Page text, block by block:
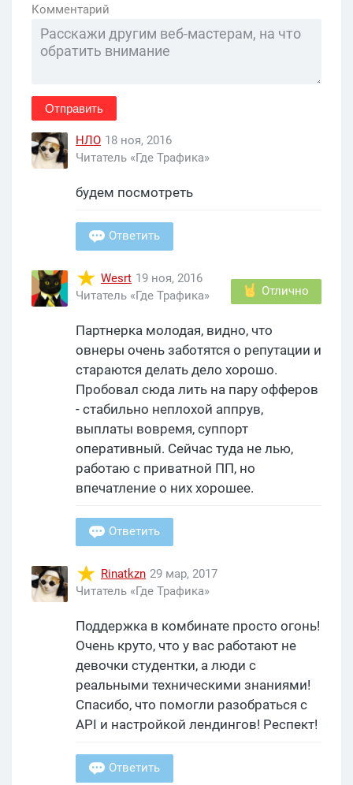
Комментарий
Отправить
НЛО 18 ноя, 2016
Читатель «Где Трафика»
будем посмотреть
Ответить
Wesrt 19 ноя, 2016
Читатель «Где Трафика»
Отлично
Партнерка молодая, видно, что
овнеры очень заботятся о репутации и
стараются делать дело хорошо.
Пробовал сюда лить на пару офферов
- стабильно неплохой аппрув,
выплаты вовремя, суппорт
оперативный. Сейчас туда не лью,
работаю с приватной ПП, но
впечатление о них хорошее.
Ответить
Rinatkzn 29 мар, 2017
Читатель «Где Трафика»
Поддержка в комбинате просто огонь!
Очень круто, что у вас работают не
девочки студентки, а люди с
реальными техническими знаниями!
Спасибо, что помогли разобраться с
API и настройкой лендингов! Респект!
Ответить